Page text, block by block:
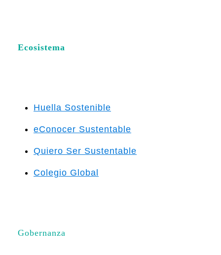
Ecosistema
Huella Sostenible
eConocer Sustentable
Quiero Ser Sustentable
Colegio Global
Gobernanza